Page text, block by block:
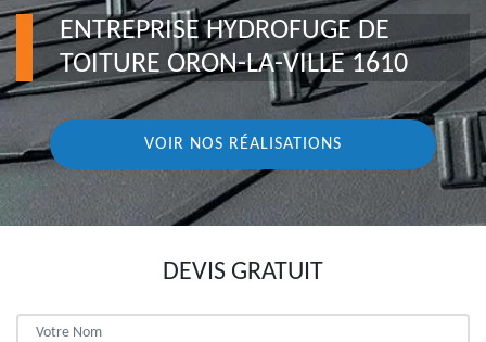
ENTREPRISE HYDROFUGE DE
TOITURE ORON-LA-VILLE 1610
VOIR NOS RÉALISATIONS
DEVIS GRATUIT